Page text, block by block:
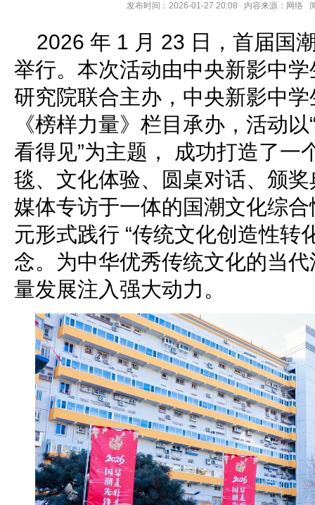
发布时间：2026-01-27 20:08 内容来源：网络
2026 年 1 月 23 日，首届国
举行。本次活动由中央新影中
研究院联合主办，中央新影中
《榜样力量》栏目承办，活动
看得见”为主题， 成功打造了一
毯、文化体验、圆桌对话、颁
媒体专访于一体的国潮文化综
元形式践行 “传统文化创造性转
念。为中华优秀传统文化的当
量发展注入强大动力。